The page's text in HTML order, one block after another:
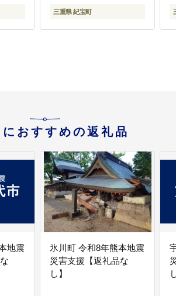
庭
だ
予約 数量限定 ミカン
三重県 紀宝町
おすすめの返礼品
地震
氷川町 令和8年熊本地震
災害支援【返礼品な
し】